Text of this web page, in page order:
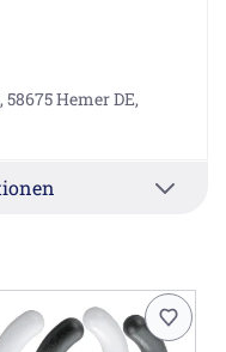
58675 Hemer DE,